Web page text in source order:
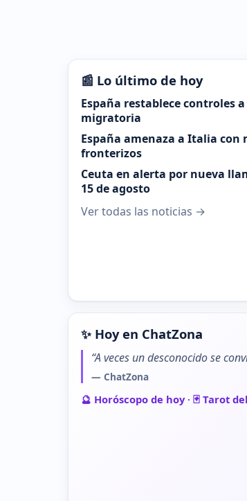
📰 Lo último de hoy
España restablece controles
migratoria
España amenaza a Italia
fronterizos
Ceuta en alerta por nueva
15 de agosto
Ver todas las noticias →
✨ Hoy en ChatZona
“A veces un desconocido se
— ChatZona
🔮 Horóscopo de hoy· 🃏 Tarot